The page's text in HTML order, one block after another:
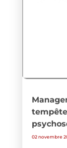
02 novembre